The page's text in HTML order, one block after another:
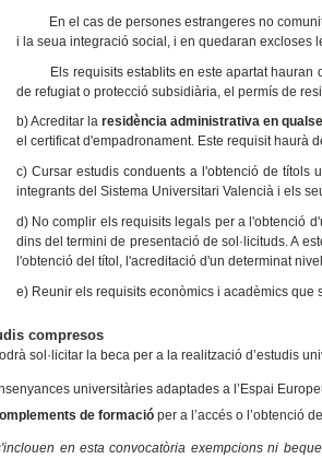
En el cas de persones estrangeres no
i la seua integració social, i en quedaran excloses
Els requisits establits en este apartat hauran
de refugiat o protecció subsidiària, el permís de
b) Acreditar laresidència administrativa en
el certificat d'empadronament. Este requisit haurà
c) Cursar estudis conduents a l'obtenció de títols
integrants del Sistema Universitari Valencià i els
d) No complir els requisits legals per a l'obtenció
dins del termini de presentació de sol·licituds. A
l'obtenció del títol, l'acreditació d'un determinat
e) Reunir els requisits econòmics i acadèmics que
compresos
sol·licitar la beca per a la realització d’estudis
universitàries adaptades a l’Espai
de formacióper a l’accés o l’obtenció
en esta convocatòria exempcions ni